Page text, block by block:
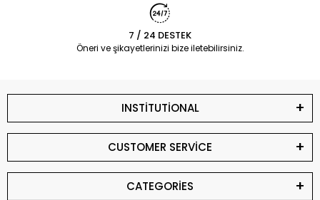
7 / 24 DESTEK
Öneri ve şikayetlerinizi bize iletebilirsiniz.
INSTİTUTİONAL
CUSTOMER SERVİCE
CATEGORİES